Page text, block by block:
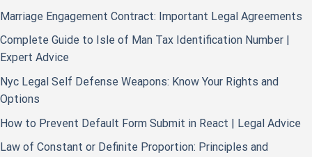
Marriage Engagement Contract: Important Legal Agreements
Complete Guide to Isle of Man Tax Identification Number |
Expert Advice
Nyc Legal Self Defense Weapons: Know Your Rights and
Options
How to Prevent Default Form Submit in React | Legal Advice
Law of Constant or Definite Proportion: Principles and